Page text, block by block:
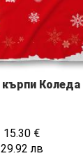
кърпи Коледа
15.30 €
29.92лв